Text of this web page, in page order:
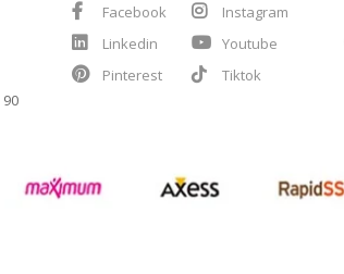
90
Facebook
Instagram
Linkedin
Youtube
Pinterest
Tiktok